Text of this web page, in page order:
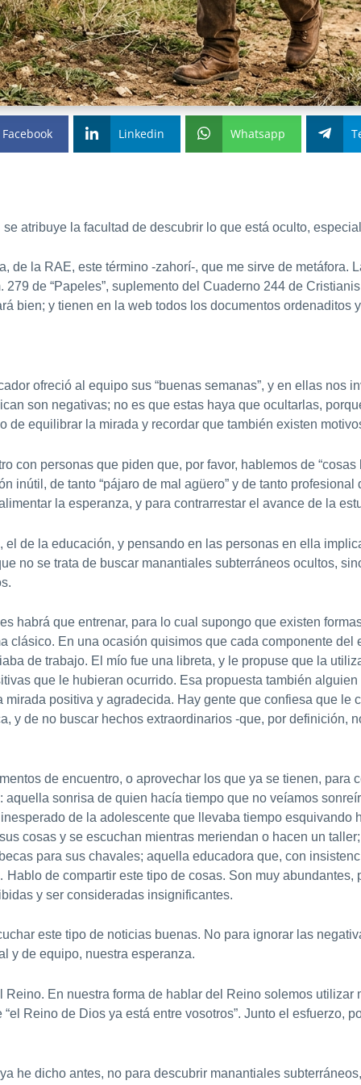
Facebook Linkedin Whatsapp
atribuye la facultad de descubrir lo que está oculto,
de la RAE, este término -zahorí-, que me sirve de metáfora.
de “Papeles”, suplemento del Cuaderno 244 de
bien; y tienen en la web todos los documentos ordenaditos
ofreció al equipo sus “buenas semanas”, y en ellas nos
son negativas; no es que estas haya que ocultarlas,
de equilibrar la mirada y recordar que también existen
con personas que piden que, por favor, hablemos de
inútil, de tanto “pájaro de mal agüero” y de tanto
la esperanza, y para contrarrestar el avance de la
el de la educación, y pensando en las personas en ella
no se trata de buscar manantiales subterráneos ocultos,
habrá que entrenar, para lo cual supongo que existen
clásico. En una ocasión quisimos que cada componente del
de trabajo. El mío fue una libreta, y le propuse que la
que le hubieran ocurrido. Esa propuesta también
mirada positiva y agradecida. Hay gente que confiesa que le
y de no buscar hechos extraordinarios -que, por definición,
de encuentro, o aprovechar los que ya se tienen, para
aquella sonrisa de quien hacía tiempo que no veíamos
de la adolescente que llevaba tiempo esquivando
cosas y se escuchan mientras meriendan o hacen un
para sus chavales; aquella educadora que, con
de compartir este tipo de cosas. Son muy abundantes,
y ser consideradas insignificantes.
este tipo de noticias buenas. No para ignorar las
y de equipo, nuestra esperanza.
En nuestra forma de hablar del Reino solemos utilizar
Reino de Dios ya está entre vosotros”. Junto el esfuerzo,
he dicho antes, no para descubrir manantiales